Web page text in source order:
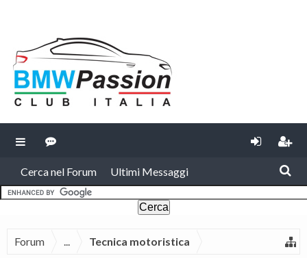
Cerca nel Forum Ultimi Messaggi
Forum ... Tecnica motoristica